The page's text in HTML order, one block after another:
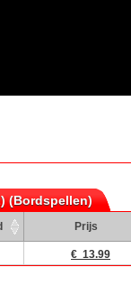
(Bordspellen)
Prijs
€ 13.99